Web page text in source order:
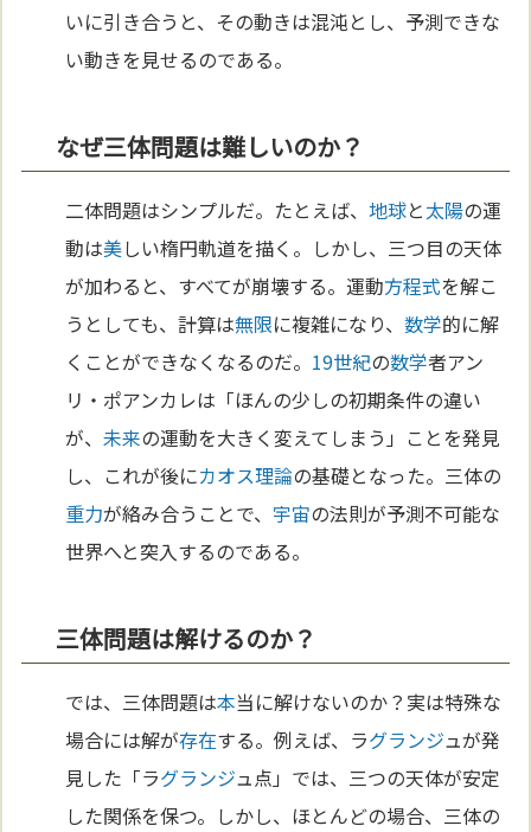
いに引き合うと、その動きは混沌とし、予測できな
い動きを見せるのである。
なぜ三体問題は難しいのか？
二体問題はシンプルだ。たとえば、地球と太陽の運
動は美しい楕円軌道を描く。しかし、三つ目の天体
が加わると、すべてが崩壊する。運動方程式を解こ
うとしても、計算は無限に複雑になり、数学的に解
くことができなくなるのだ。 19世紀の数学者アン
リ・ポアンカレは「ほんの少しの初期条件の違い
が、未来の運動を大きく変えてしまう」ことを発見
し、これが後にカオス理論の基礎となった。三体の
重力が絡み合うことで、 宇宙の法則が予測不可能な
世界へと突入するのである。
三体問題は解けるのか？
では、三体問題は本当に解けないのか？実は特殊な
場合には解が存在する。例えば、ラグランジュが発
見した「ラグランジュ点」では、三つの天体が安定
した関係を保つ。しかし、ほとんどの場合、三体の